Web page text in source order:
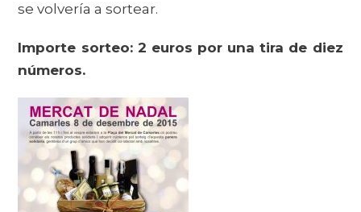
se volvería a sortear.
Importe sorteo: 2 euros por una tira de diez
números.